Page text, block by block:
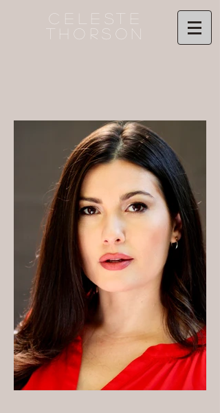
CELESTE
THORSON